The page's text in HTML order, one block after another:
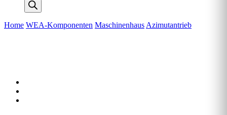
Home WEA-Komponenten Maschinenhaus Azimutantrieb